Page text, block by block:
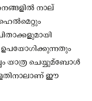
നാല്
ഉപയോഗിക്കുന്നതും
യാത്ര ചെയ്യുമ്ബോള്‍
ഈ